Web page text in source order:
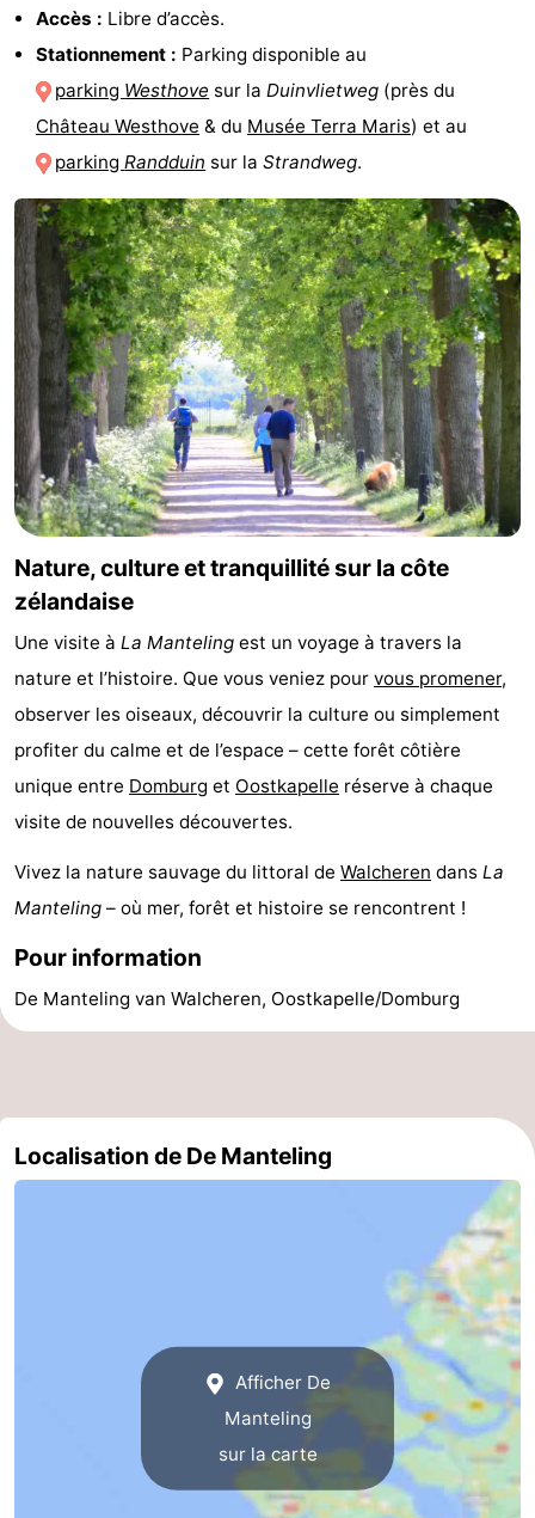
Accès : Libre d’accès.
Stationnement : Parking disponible au
parking Westhove sur laDuinvlietweg (près du
Château Westhove & du Musée Terra Maris) et au
parkingRandduin sur laStrandweg.
Nature, culture et tranquillité sur la côte
zélandaise
Une visite à La Manteling est un voyage à travers la
nature et l’histoire. Que vous veniez pour vous promener,
observer les oiseaux, découvrir la culture ou simplement
profiter du calme et de l’espace – cette forêt côtière
unique entre Domburg et Oostkapelle réserve à chaque
visite de nouvelles découvertes.
Vivez la nature sauvage du littoral de Walcheren dans La
Manteling – où mer, forêt et histoire se rencontrent !
Pour information
De Manteling van Walcheren, Oostkapelle/Domburg
Localisation de De Manteling
Afficher De
Manteling
sur la carte